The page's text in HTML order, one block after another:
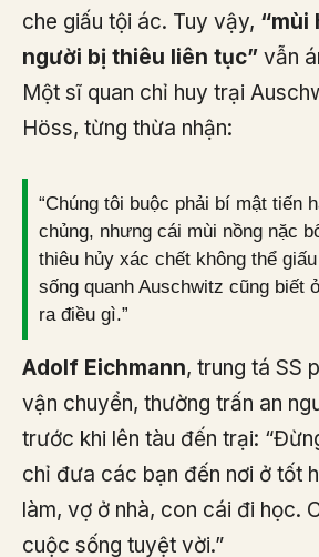
che giấu tội ác. Tuy vậy, “mùi
người bị thiêu liên tục” vẫn
Một sĩ quan chỉ huy trại
Höss, từng thừa nhận:
“Chúng tôi buộc phải bí mật tiến
chủng, nhưng cái mùi nồng nặc
thiêu hủy xác chết không thể
sống quanh Auschwitz cũng biết
ra điều gì.”
Adolf Eichmann, trung tá SS
vận chuyển, thường trấn an
trước khi lên tàu đến trại:
chỉ đưa các bạn đến nơi ở tốt
làm, vợ ở nhà, con cái đi học.
cuộc sống tuyệt vời.”